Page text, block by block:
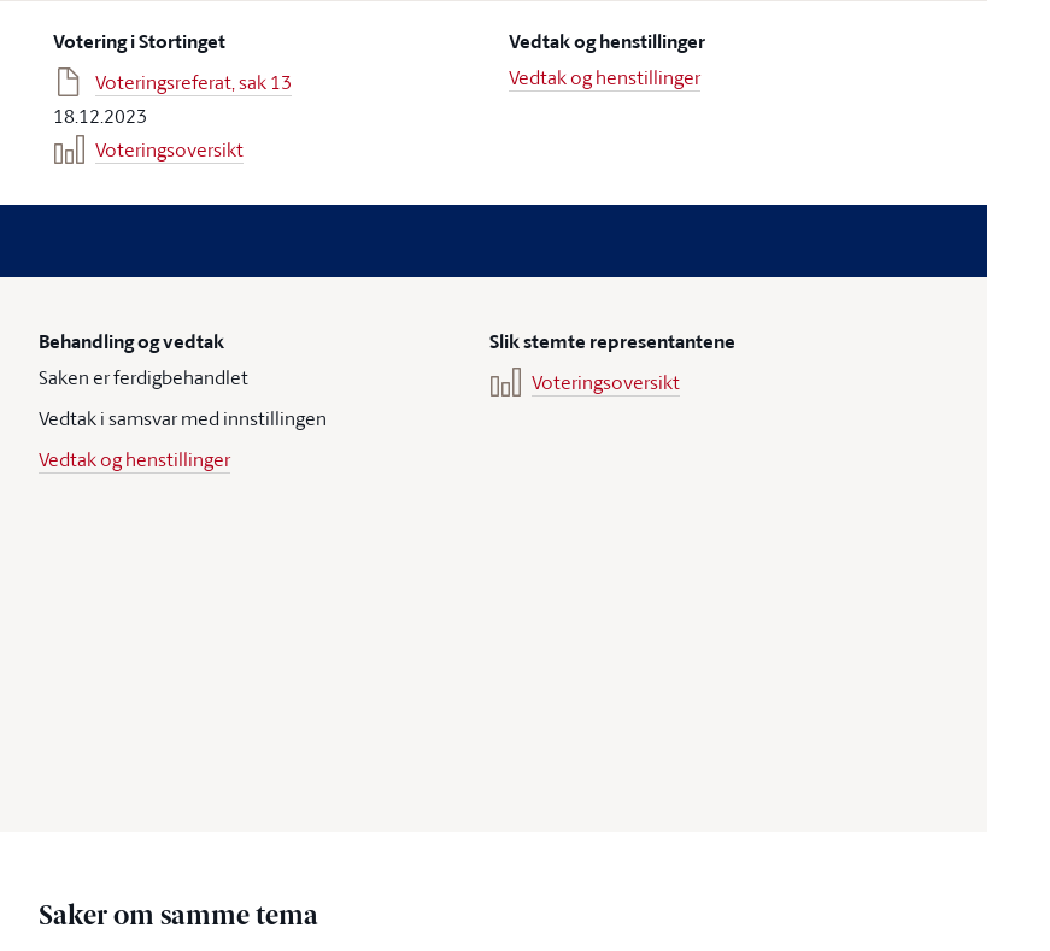
Votering i Stortinget
Voteringsreferat, sak 13
18.12.2023
Voteringsoversikt
Vedtak og henstillinger
Vedtak og henstillinger
Behandling og vedtak
Saken er ferdigbehandlet
Vedtak i samsvar med innstillingen
Vedtak og henstillinger
Slik stemte representantene
Voteringsoversikt
Saker om samme tema